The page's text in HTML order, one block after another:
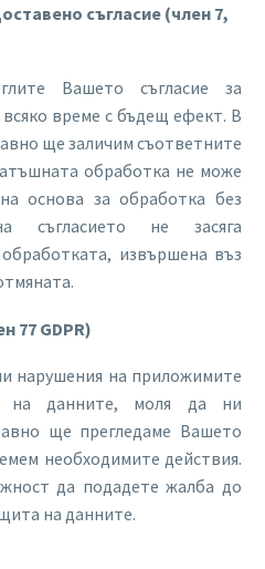
съгласие (член 7,
Вашето съгласие за
време с бъдещ ефект. В
ще заличим съответните
обработка не може
основа за обработка без
съгласието не засяга
извършена въз
77 GDPR)
нарушения на приложимите
на данните, моля да ни
ще прегледаме Вашето
необходимите действия.
да подадете жалба до
на данните.